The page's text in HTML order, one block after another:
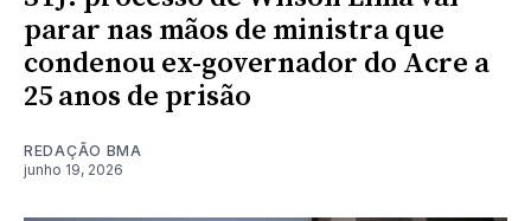
parar nas mãos de ministra que
condenou ex-governador do Acre a
25 anos de prisão
REDAÇÃO BMA
junho 19, 2026